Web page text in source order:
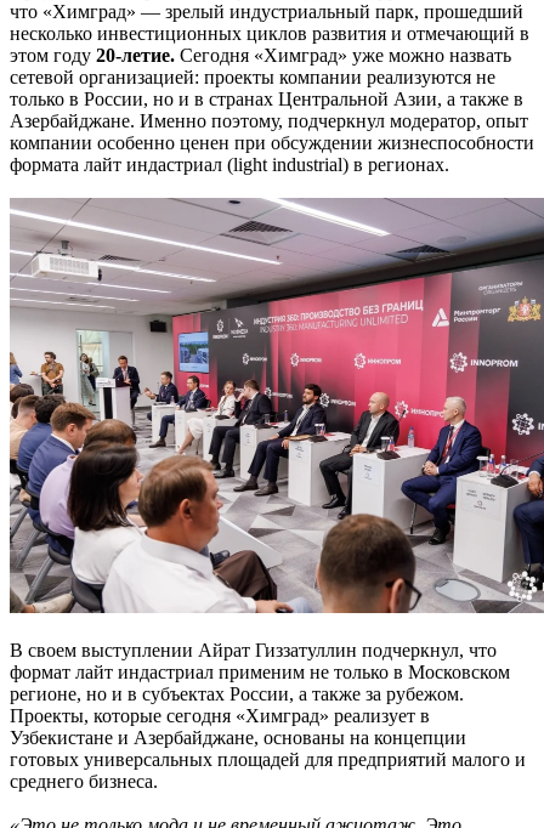
что «Химград» — зрелый индустриальный парк, прошедший
несколько инвестиционных циклов развития и отмечающий в
этом году 20-летие. Сегодня «Химград» уже можно назвать
сетевой организацией: проекты компании реализуются не
только в России, но и в странах Центральной Азии, а также в
Азербайджане. Именно поэтому, подчеркнул модератор, опыт
компании особенно ценен при обсуждении жизнеспособности
формата лайт индастриал (light industrial) в регионах.
В своем выступлении Айрат Гиззатуллин подчеркнул, что
формат лайт индастриал применим не только в Московском
регионе, но и в субъектах России, а также за рубежом.
Проекты, которые сегодня «Химград» реализует в
Узбекистане и Азербайджане, основаны на концепции
готовых универсальных площадей для предприятий малого и
среднего бизнеса.